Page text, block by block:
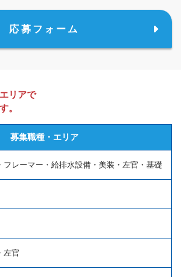
応募フォーム
リアで
。
募集職種・エリア
フレーマー・給排水設備・美装・左官・基礎
左官